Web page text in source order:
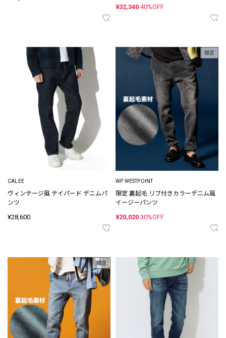
¥32,340 40%OFF
CALEE
ヴィンテージ風 テイパード デニムパ
ンツ
¥28,600
限定
WP WESTPOINT
限定 裏起毛 リブ付きカラーデニム風
イージーパンツ
¥20,020 30%OFF
限定